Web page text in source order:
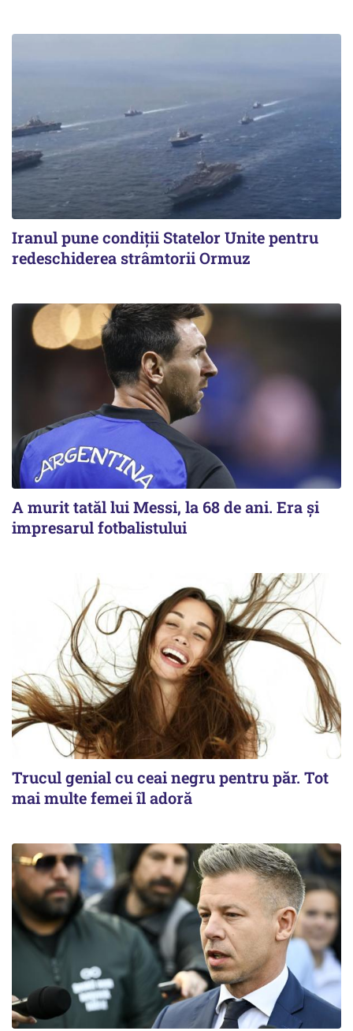
Iranul pune condiții Statelor Unite pentru
redeschiderea strâmtorii Ormuz
A murit tatăl lui Messi, la 68 de ani. Era și
impresarul fotbalistului
Trucul genial cu ceai negru pentru păr. Tot
mai multe femei îl adoră